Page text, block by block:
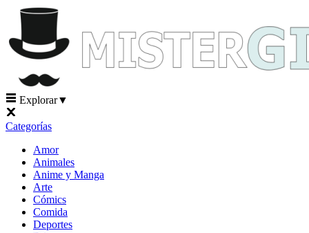
Explorar▼
Categorías
Amor
Animales
Anime y Manga
Arte
Cómics
Comida
Deportes